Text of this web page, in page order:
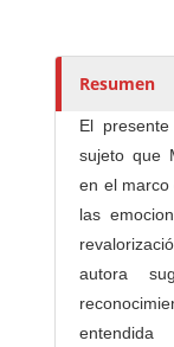
r
s
Resumen
El
sujeto que
en el
las
autora